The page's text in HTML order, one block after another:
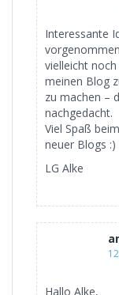
Interessante
vielleicht
meinen Blog
zu machen –
nachgedacht.
Viel Spaß
neuer Blogs :)
LG Alke
Hallo Alke,